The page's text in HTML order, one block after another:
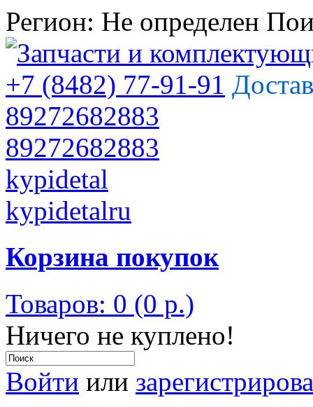
Регион: Не определен
+7 (8482) 77-91-91
89272682883
89272682883
kypidetal
kypidetalru
Корзина покупок
Товаров: 0 (0 р.)
Ничего не куплено!
Войти или